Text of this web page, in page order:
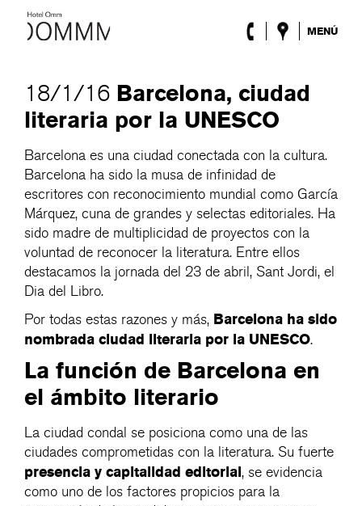
MENÚ
Roca Barcelona
Spa
Lobby & Club
Eventos
Promociones
Blog
ENG / ESP DEU FRA / CAT
18/1/16 Barcelona, ciudad
literaria por la UNESCO
Barcelona es una ciudad conectada con la cultura.
Barcelona ha sido la musa de infinidad de
escritores con reconocimiento mundial como García
Márquez, cuna de grandes y selectas editoriales. Ha
sido madre de multiplicidad de proyectos con la
voluntad de reconocer la literatura. Entre ellos
destacamos la jornada del 23 de abril, Sant Jordi, el
Dia del Libro.
Por todas estas razones y más, Barcelona ha sido
nombrada ciudad literaria por la UNESCO.
La función de Barcelona en
el ámbito literario
La ciudad condal se posiciona como una de las
ciudades comprometidas con la literatura. Su fuerte
presencia y capitalidad editorial, se evidencia
como uno de los factores propicios para la